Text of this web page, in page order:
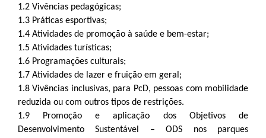
1.2 Vivências pedagógicas;
1.3 Práticas esportivas;
1.4 Atividades de promoção à saúde e bem-estar;
1.5 Atividades turísticas;
1.6 Programações culturais;
1.7 Atividades de lazer e fruição em geral;
1.8 Vivências inclusivas, para PcD, pessoas com mobilidade
reduzida ou com outros tipos de restrições.
1.9 Promoção e aplicação dos Objetivos de
Desenvolvimento Sustentável – ODS nos parques